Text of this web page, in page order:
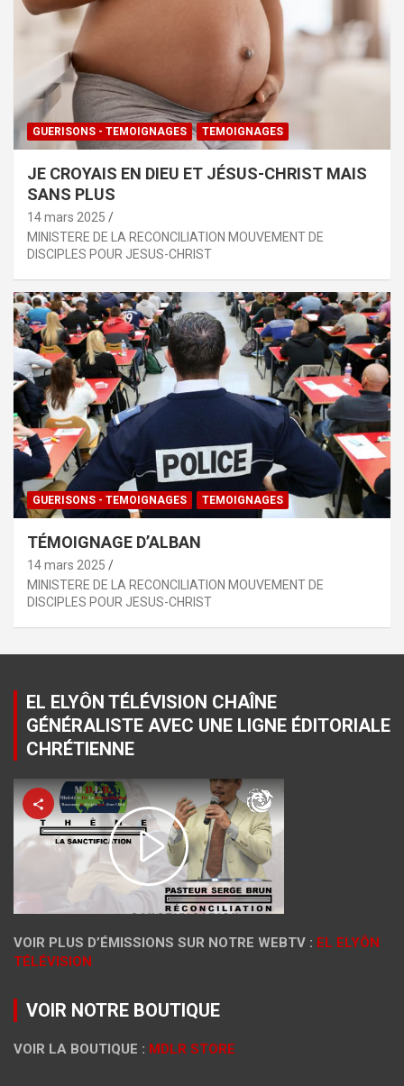
GUERISONS - TEMOIGNAGES TEMOIGNAGES
JE CROYAIS EN DIEU ET JÉSUS-CHRIST MAIS
SANS PLUS
14 mars 2025
MINISTERE DE LA RECONCILIATION MOUVEMENT DE
DISCIPLES POUR JESUS-CHRIST
GUERISONS - TEMOIGNAGES TEMOIGNAGES
TÉMOIGNAGE D’ALBAN
14 mars 2025
MINISTERE DE LA RECONCILIATION MOUVEMENT DE
DISCIPLES POUR JESUS-CHRIST
EL ELYÔN TÉLÉVISION CHAÎNE
GÉNÉRALISTE AVEC UNE LIGNE ÉDITORIALE
CHRÉTIENNE
VOIR PLUS D’ÉMISSIONS SUR NOTRE WEBTV : EL ELYÔN
TÉLÉVISION
VOIR NOTRE BOUTIQUE
VOIR LA BOUTIQUE : MDLR STORE